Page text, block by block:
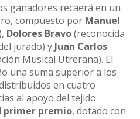
ganadores recaerá en un
compuesto por Manuel
Dolores Bravo(reconocida
jurado) y Juan Carlos
Musical Utrerana). El
una suma superior a los
en cuatro
al apoyo del tejido
primer premio, dotado con